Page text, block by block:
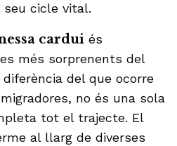
seu cicle vital.
cardui és
més sorprenents del
del que ocorre
no és una sola
tot el trajecte. El
al llarg de diverses